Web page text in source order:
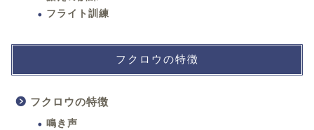
フライト訓練
フクロウの特徴
フクロウの特徴
鳴き声